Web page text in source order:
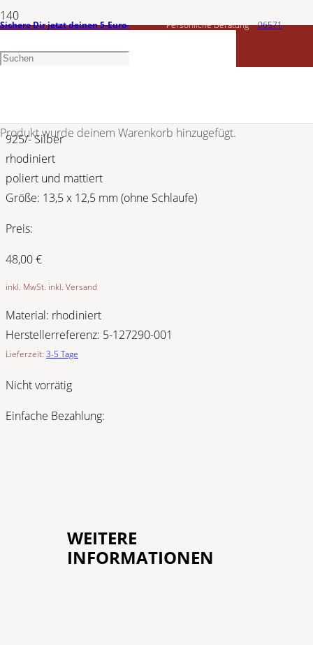
Sichere Dir jetzt deinen 5-Euro-
Gutschein
Persönliche Beratung 06571
Produktwurde deinem Warenkorb hinzugefügt.
925/- Silber
rhodiniert
poliert und mattiert
Größe: 13,5 x 12,5 mm (ohne Schlaufe)
Preis:
48,00€
inkl. MwSt. inkl. Versand
Material: rhodiniert
Herstellerreferenz: 5-127290-001
Lieferzeit: 3-5 Tage
Nicht vorrätig
Einfache Bezahlung:
WEITERE
INFORMATIONEN